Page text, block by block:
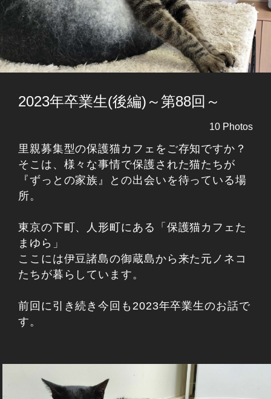
2023年卒業生(後編)～第88回～
10 Photos
里親募集型の保護猫カフェをご存知ですか？
そこは、様々な事情で保護された猫たちが
『ずっとの家族』との出会いを待っている場
所。
東京の下町、人形町にある「保護猫カフェた
まゆら」
ここには伊豆諸島の御蔵島から来た元ノネコ
たちが暮らしています。
前回に引き続き今回も2023年卒業生のお話で
す。